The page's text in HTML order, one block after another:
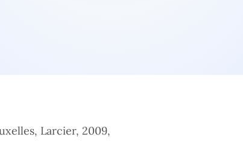
Larcier, 2009,